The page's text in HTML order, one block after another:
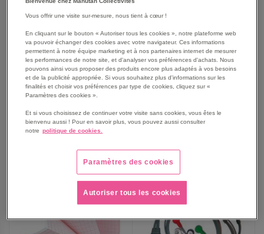
sangle 11005/S-LEVMED
560,00 €
672,00 € TTC
AJOUTER VOIR
électrocardiographe ECG
SE-1202-EDAN
11,40 €
13,68 € TTC
AUX
FAVORIS
Vous offrir une visite sur-mesure, nous tient à cœur !
En cliquant sur le bouton « Autoriser tous les cookies », notre plateforme web
va pouvoir échanger des cookies avec votre navigateur. Ces informations
permettent à notre équipe marketing et à nos partenaires internet de mesurer
les performances de notre site, et d'analyser vos préférences d'achats. Nous
pouvons ainsi vous proposer des produits encore plus adaptés à vos besoins
et de la publicité appropriée. Si vous souhaitez plus d'informations sur les
finalités et choisir vos préférences par type de cookies, cliquez sur «
Paramètres des cookies ».
Et si vous choisissez de continuer votre visite sans cookies, vous êtes le
bienvenu aussi ! Pour en savoir plus, vous pouvez aussi consulter
notre politique de cookies.
Paramètres des cookies
Autoriser tous les cookies